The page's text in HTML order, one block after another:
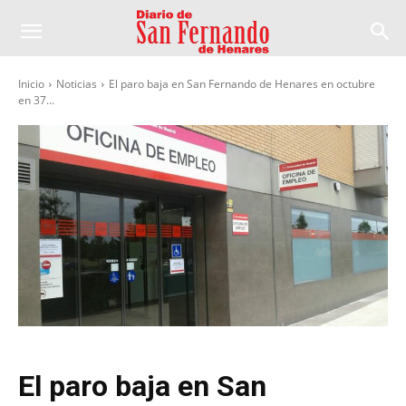
Inicio Noticias
El paro baja en San Fernando de Henares en octubre
en 37...
El paro baja en San